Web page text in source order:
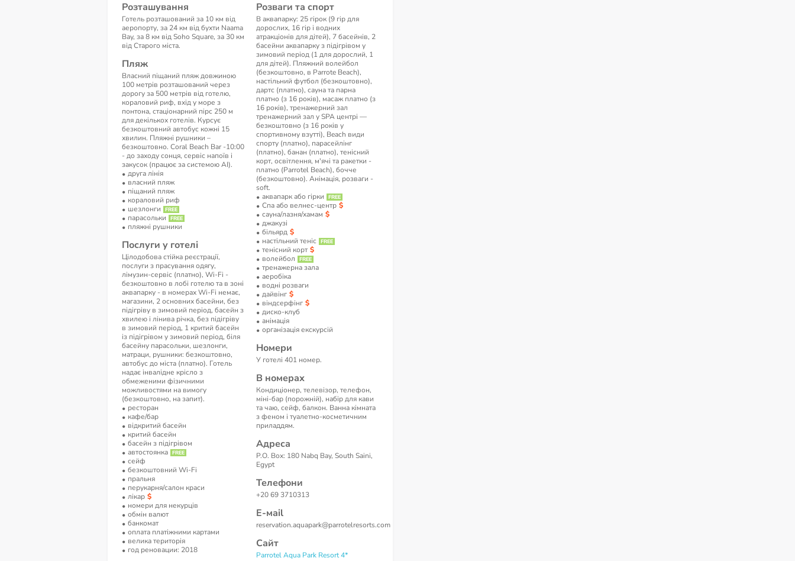
Розташування
Готель розташований за 10 км від
аеропорту, за 24 км від бухти Naama
Bay, за 8 км від Soho Square, за 30 км
від Старого міста.
Пляж
Власний піщаний пляж довжиною
100 метрів розташований через
дорогу за 500 метрів від готелю,
кораловий риф, вхід у море з
понтона, стаціонарний пірс 250 м
для декількох готелів. Курсує
безкоштовний автобус кожні 15
хвилин. Пляжні рушники –
безкоштовно. Coral Beach Bar -10:00
- до заходу сонця, сервіс напоїв і
закусок (працює за системою AI).
друга лінія
власний пляж
піщаний пляж
кораловий риф
шезлонги
парасольки
пляжні рушники
Послуги у готелі
Цілодобова стійка реєстрації,
послуги з прасування одягу,
лімузин-сервіс (платно), Wi-Fi -
безкоштовно в лобі готелю та в зоні
аквапарку - в номерах Wi-Fi немає,
магазини, 2 основних басейни, без
підігріву в зимовий період, басейн з
хвилею і лінива річка, без підігріву
в зимовий період, 1 критий басейн
із підігрівом у зимовий період, біля
басейну парасольки, шезлонги,
матраци, рушники: безкоштовно,
автобус до міста (платно). Готель
надає інвалідне крісло з
обмеженими фізичними
можливостями на вимогу
(безкоштовно, на запит).
ресторан
кафе/бар
відкритий басейн
критий басейн
басейн з підігрівом
автостоянка
сейф
безкоштовний Wi-Fi
пральня
перукарня/салон краси
лікар
номери для некурців
обмін валют
банкомат
оплата платіжними картами
велика територія
год реновации: 2018
Розваги та спорт
В аквапарку: 25 гірок (9 гір для
дорослих, 16 гір і водних
атракціонів для дітей), 7 басейнів, 2
басейни аквапарку з підігрівом у
зимовий період (1 для дорослий, 1
для дітей). Пляжний волейбол
(безкоштовно, в Parrote Beach),
настільний футбол (безкоштовно),
дартс (платно), сауна та парна
платно (з 16 років), масаж платно (з
16 років), тренажерний зал
тренажерний зал у SPA центрі —
безкоштовно (з 16 років у
спортивному взутті), Beach види
спорту (платно), парасейлінг
(платно), банан (платно), тенісний
корт, освітлення, м'ячі та ракетки -
платно (Parrotel Beach), бочче
(безкоштовно). Анімація, розваги -
soft.
аквапарк або гірки
Спа або велнес-центр
сауна/лазня/хамам
джакузі
більярд
настільний теніс
тенісний корт
волейбол
тренажерна зала
аеробіка
водні розваги
дайвінг
віндсерфінг
диско-клуб
анімація
організація екскурсій
Номери
У готелі 401 номер.
В номерах
Кондиціонер, телевізор, телефон,
міні-бар (порожній), набір для кави
та чаю, сейф, балкон. Ванна кімната
з феном і туалетно-косметичним
приладдям.
Адреса
P.O. Box: 180 Nabq Bay, South Saini,
Egypt
Телефони
+20 69 3710313
Е-маil
reservation.aquapark@parrotelresorts.com
Сайт
Parrotel Aqua Park Resort 4*